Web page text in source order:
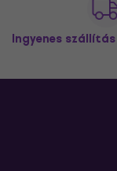
Ingyenes szállítás